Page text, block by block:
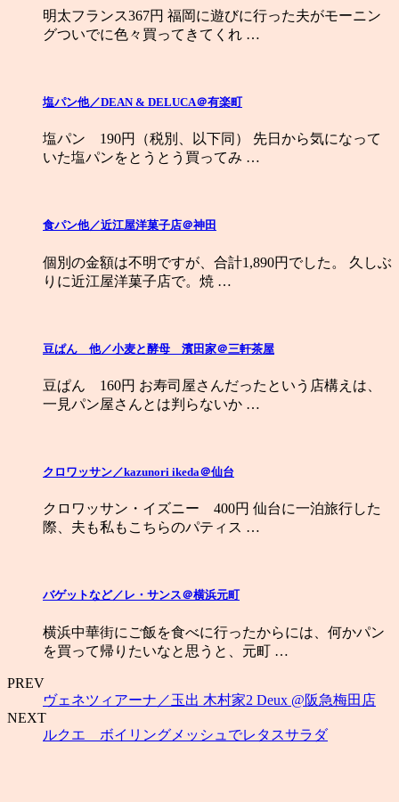
明太フランス367円 福岡に遊びに行った夫がモーニン
グついでに色々買ってきてくれ …
塩パン他／DEAN & DELUCA＠有楽町
塩パン 190円（税別、以下同） 先日から気になって
いた塩パンをとうとう買ってみ …
食パン他／近江屋洋菓子店＠神田
個別の金額は不明ですが、合計1,890円でした。 久しぶ
りに近江屋洋菓子店で。焼 …
豆ぱん 他／小麦と酵母 濱田家＠三軒茶屋
豆ぱん 160円 お寿司屋さんだったという店構えは、
一見パン屋さんとは判らないか …
クロワッサン／kazunori ikeda＠仙台
クロワッサン・イズニー 400円 仙台に一泊旅行した
際、夫も私もこちらのパティス …
バゲットなど／レ・サンス＠横浜元町
横浜中華街にご飯を食べに行ったからには、何かパン
を買って帰りたいなと思うと、元町 …
PREV
ヴェネツィアーナ／玉出 木村家2 Deux @阪急梅田店
NEXT
ルクエ ボイリングメッシュでレタスサラダ